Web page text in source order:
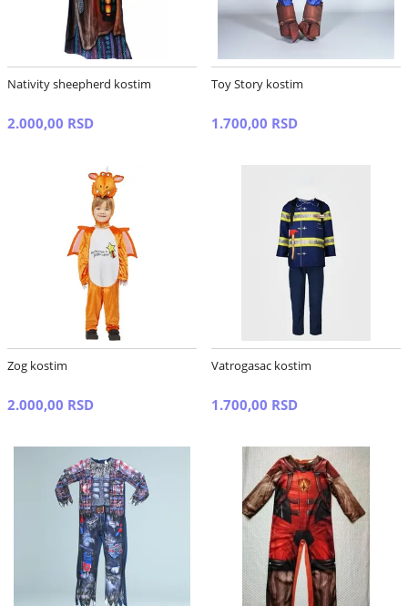
Nativity sheepherd kostim
2.000,00 RSD
Toy Story kostim
1.700,00 RSD
Zog kostim
2.000,00 RSD
Vatrogasac kostim
1.700,00 RSD